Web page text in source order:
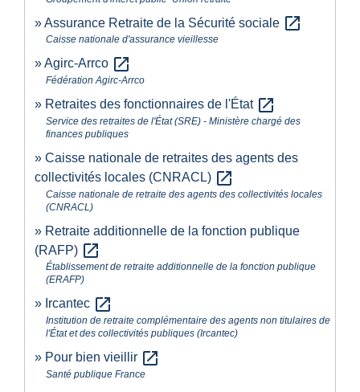
Assurance Retraite de la Sécurité sociale open_in_new
Caisse nationale d'assurance vieillesse
Agirc-Arrco open_in_new
Fédération Agirc-Arrco
Retraites des fonctionnaires de l'État open_in_new
Service des retraites de l'État (SRE) - Ministère chargé des
finances publiques
Caisse nationale de retraites des agents des
collectivités locales (CNRACL) open_in_new
Caisse nationale de retraite des agents des collectivités locales
(CNRACL)
Retraite additionnelle de la fonction publique
(RAFP) open_in_new
Établissement de retraite additionnelle de la fonction publique
(ERAFP)
Ircantec open_in_new
Institution de retraite complémentaire des agents non titulaires de
l'État et des collectivités publiques (Ircantec)
Pour bien vieillir open_in_new
Santé publique France